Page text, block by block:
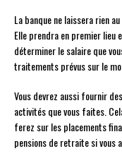
La banque ne laissera rien
Elle prendra en premier lieu
déterminer le salaire que
traitements prévus sur le
Vous devrez aussi fournir
activités que vous faites.
ferez sur les placements
pensions de retraite si vous